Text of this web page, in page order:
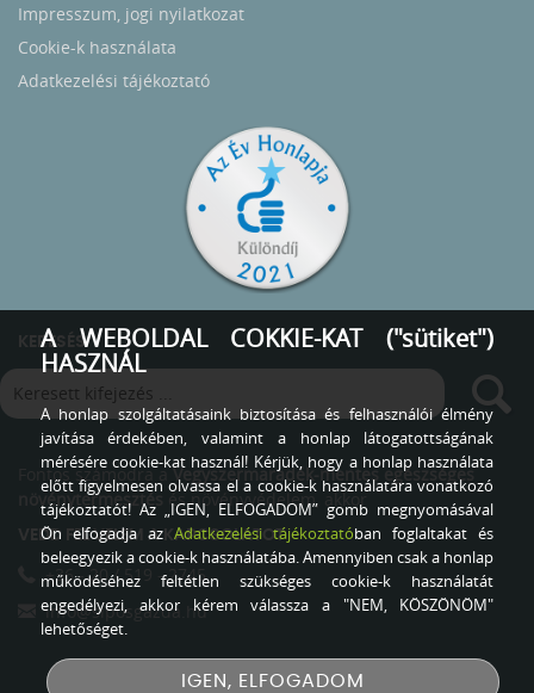
Impresszum, jogi nyilatkozat
Cookie-k használata
Adatkezelési tájékoztató
KERESÉS
Fontos számodra aVegyszermaradék-mentes egészséges
növénytermesztés és növényvédelem, akkor
VEDD FEL VELEM A KAPCSOLATOT
+36 - 20 / 519 - 2745
info@siposgazda.hu
A WEBOLDAL COKKIE-KAT ("sütiket")
HASZNÁL
A honlap szolgáltatásaink biztosítása és felhasználói élmény
javítása érdekében, valamint a honlap látogatottságának
mérésére cookie-kat használ! Kérjük, hogy a honlap használata
előtt figyelmesen olvassa el a cookie-k használatára vonatkozó
tájékoztatót! Az „IGEN, ELFOGADOM” gomb megnyomásával
Ön elfogadja azAdatkezelési tájékoztatóban foglaltakat és
beleegyezik a cookie-k használatába. Amennyiben csak a honlap
működéséhez feltétlen szükséges cookie-k használatát
engedélyezi, akkor kérem válassza a "NEM, KÖSZÖNÖM"
lehetőséget.
IGEN, ELFOGADOM